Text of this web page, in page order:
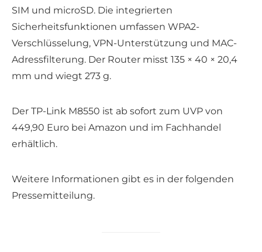
SIM und microSD. Die integrierten
Sicherheitsfunktionen umfassen WPA2-
Verschlüsselung, VPN-Unterstützung und MAC-
Adressfilterung. Der Router misst 135 × 40 × 20,4
mm und wiegt 273 g.
Der TP-Link M8550 ist ab sofort zum UVP von
449,90 Euro bei Amazon und im Fachhandel
erhältlich.
Weitere Informationen gibt es in der folgenden
Pressemitteilung.